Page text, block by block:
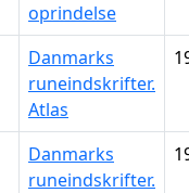
oprindelse
Danmarks
runeindskrifter.
Atlas
Danmarks
runeindskrifter.